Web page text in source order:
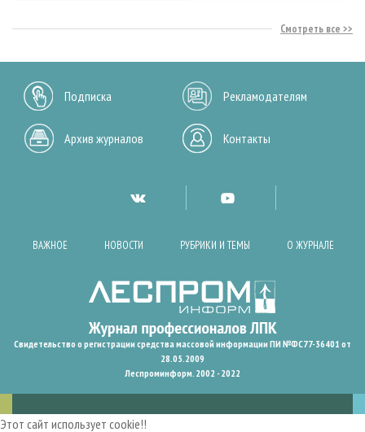
Смотреть все
Подписка Рекламодателям
Архив журналов Контакты
ВАЖНОЕ НОВОСТИ РУБРИКИ И ТЕМЫ О ЖУРНАЛЕ
Свидетельство о регистрации средства массовой информации ПИ №ФС77-36401 от
28.05.2009
Леспроминформ. 2002 - 2022
Этот сайт использует cookie!!